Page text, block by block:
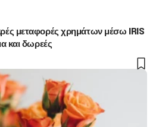
μεταφορές χρημάτων μέσω IRIS
και δωρεές